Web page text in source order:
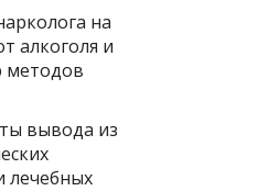
на
алкоголя и
методов
вывода из
лечебных